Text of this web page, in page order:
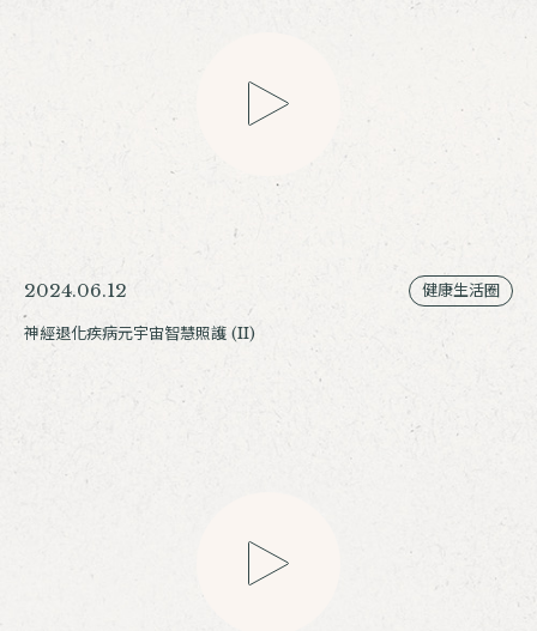
2024.06.12 健康生活圈
神經退化疾病元宇宙智慧照護 (II)